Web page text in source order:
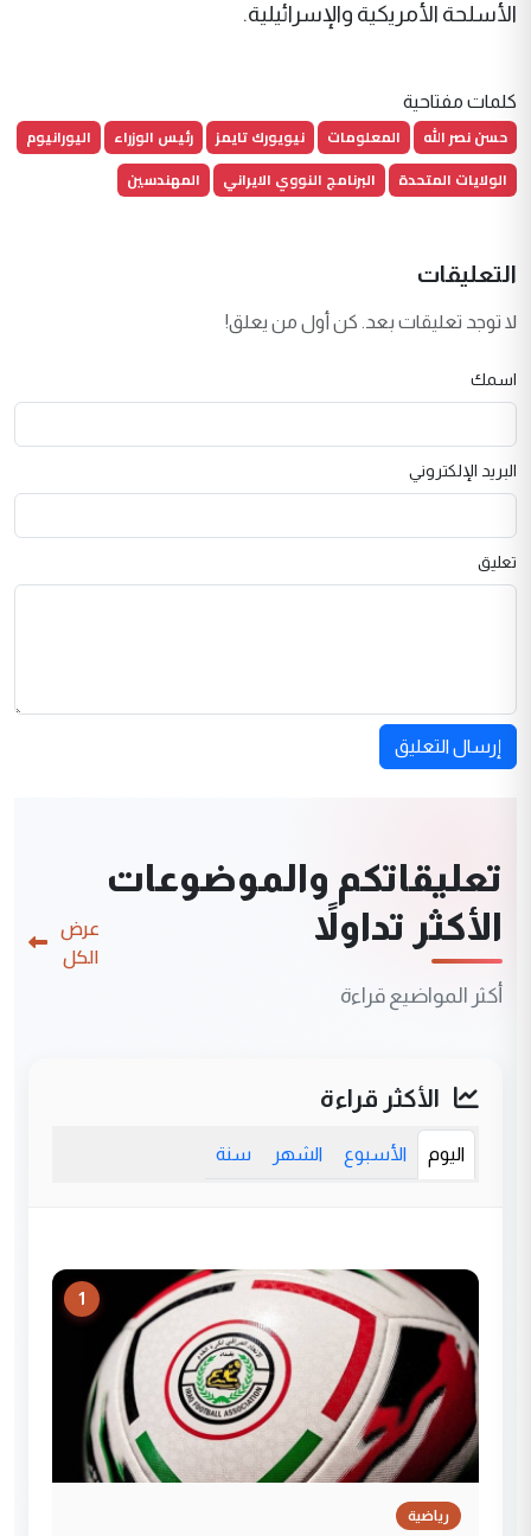
الأسلحة الأمريكية والإسرائيلية.
كلمات مفتاحية
حسن نصر الله المعلومات نيويورك تايمز رئيس الوزراء
اليورانيوم
الولايات المتحدة
البرنامج النووي الايراني المهندسين
التعليقات
لا توجد تعليقات بعد. كن أول من يعلق!
اسمك
البريد الإلكتروني
تعليق
إرسال التعليق
تعليقاتكم والموضوعات
الأكثر تداولاً
أكثر المواضيع قراءة
عرض
الكل
الأكثر قراءة
اليوم الأسبوع الشهر سنة
1
رياضية